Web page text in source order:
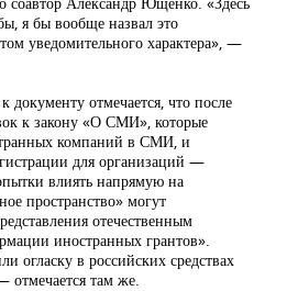
я бы вообще назвал это
уведомительного характера», —
документу отмечается, что после
к закону «О СМИ», которые
компаний в СМИ, и
для организаций —
влиять напрямую на
пространство» могут
отечественным
иностранных грантов».
огласку в российских средствах
там же.